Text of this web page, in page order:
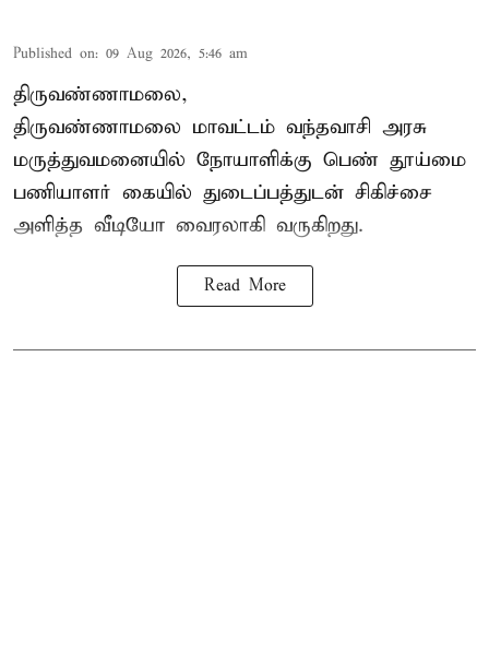
Published on: 09 Aug 2026, 5:46 am
திருவண்ணாமலை,
திருவண்ணாமலை மாவட்டம் வந்தவாசி அரசு
மருத்துவமனையில் நோயாளிக்கு பெண் தூய்மை
பணியாளர் கையில் துடைப்பத்துடன் சிகிச்சை
அளித்த வீடியோ வைரலாகி வருகிறது.
Read More